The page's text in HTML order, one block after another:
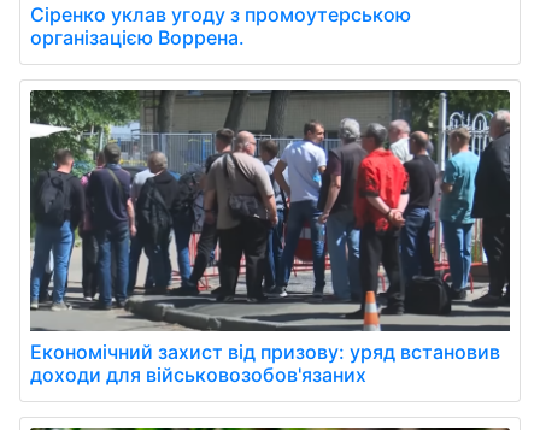
Сіренко уклав угоду з промоутерською
організацією Воррена.
Економічний захист від призову: уряд встановив
доходи для військовозобов'язаних